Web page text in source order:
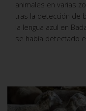
animales en varias
tras la detección de
la lengua azul en
se había detectado